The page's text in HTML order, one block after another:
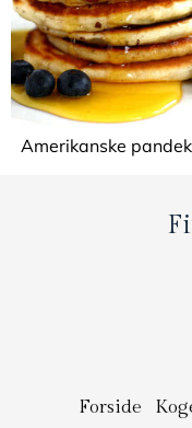
Amerikanske
Forside